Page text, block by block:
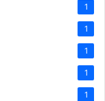
1
1
1
1
1